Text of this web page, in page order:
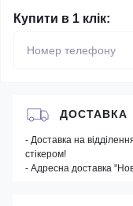
Купити в 1 клік:
ДОСТАВКА
- Доставка на
стікером!
- Адресна доставка